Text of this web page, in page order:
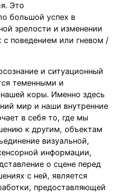
Это
большой успех в
зрелости и изменении
с поведением или гневом /
и ситуационный
теменными и
коры. Именно здесь
мир и наши внутренние
в себя то, где мы
к другим, объектам
визуальной,
информации,
о сцене перед
с ней, является
предоставляющей